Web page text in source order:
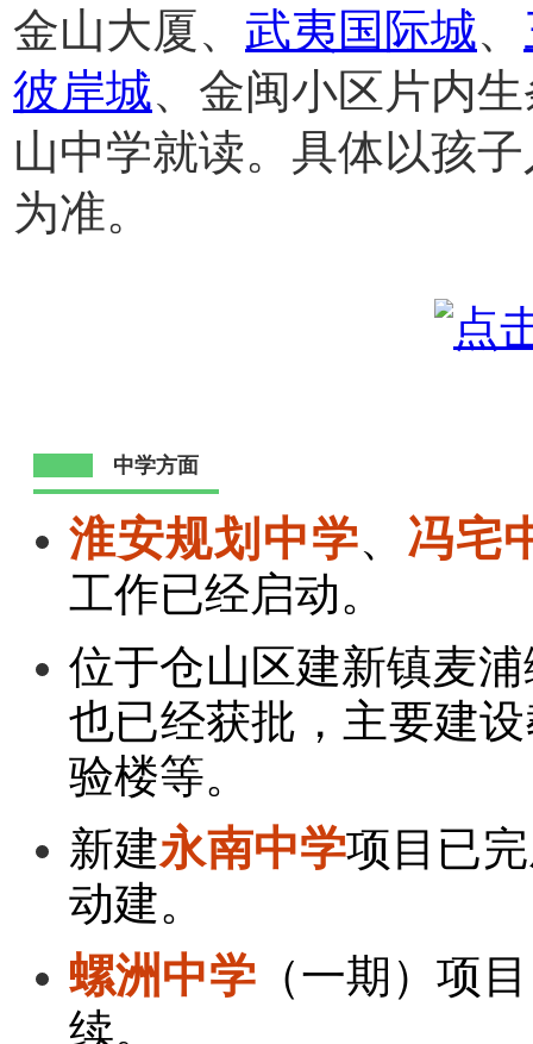
金山大厦、 武夷国际城、
彼岸城、金闽小区片内
山中学就读。具体以孩
为准。
中学方面
淮安规划中学、 冯宅
工作已经启动。
位于仓山区建新镇麦
也已经获批，主要建
验楼等。
新建永南中学项目已
动建。
螺洲中学（一期）项
续。